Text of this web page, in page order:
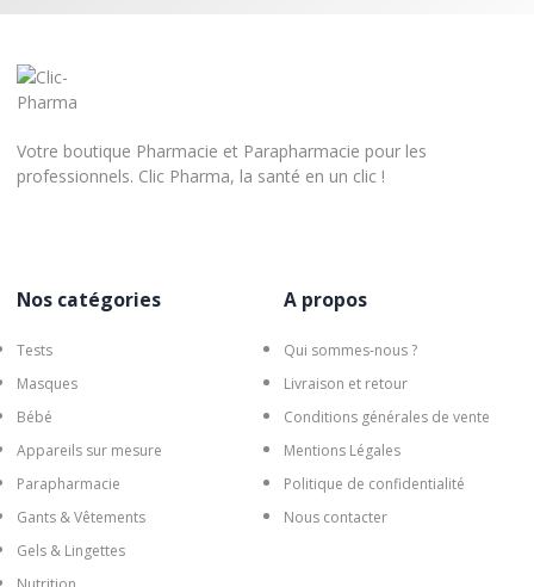
Votre boutique Pharmacie et Parapharmacie pour les
professionnels. Clic Pharma, la santé en un clic !
Nos catégories
Tests
Masques
Bébé
Appareils sur mesure
Parapharmacie
Gants & Vêtements
Gels & Lingettes
A propos
Qui sommes-nous ?
Livraison et retour
Conditions générales de vente
Mentions Légales
Politique de confidentialité
Nous contacter